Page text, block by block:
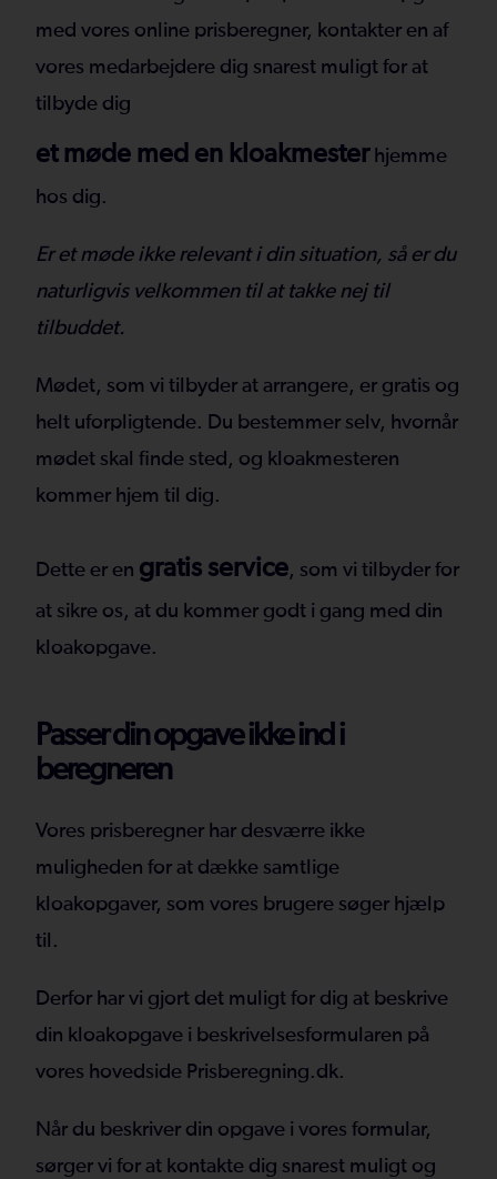
med vores online prisberegner, kontakter en af
vores medarbejdere dig snarest muligt for at
tilbyde dig
et møde med en kloakmesterhjemme
hos dig.
Er et møde ikke relevant i din situation, så er du
naturligvis velkommen til at takke nej til
tilbuddet.
Mødet, som vi tilbyder at arrangere, er gratis og
helt uforpligtende. Du bestemmer selv, hvornår
mødet skal finde sted, og kloakmesteren
kommer hjem til dig.
Dette er en gratis service, som vi tilbyder for
at sikre os, at du kommer godt i gang med din
kloakopgave.
Passer din opgave ikke ind i
beregneren
Vores prisberegner har desværre ikke
muligheden for at dække samtlige
kloakopgaver, som vores brugere søger hjælp
til.
Derfor har vi gjort det muligt for dig at beskrive
din kloakopgave i beskrivelsesformularen på
vores hovedside Prisberegning.dk.
Når du beskriver din opgave i vores formular,
sørger vi for at kontakte dig snarest muligt og